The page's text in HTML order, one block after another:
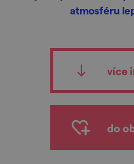
atmosféru
více
do